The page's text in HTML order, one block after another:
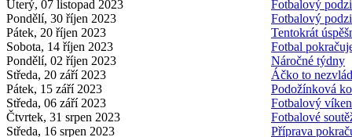
Úterý, 07 listopad 2023
Fotbalový
Pondělí, 30 říjen 2023
Fotbalový
Pátek, 20 říjen 2023
Tentokrát
Sobota, 14 říjen 2023
Fotbal
Pondělí, 02 říjen 2023
Náročné týdny
Středa, 20 září 2023
Áčko to
Pátek, 15 září 2023
Podožínková
Středa, 06 září 2023
Fotbalový
Čtvrtek, 31 srpen 2023
Fotbalové
Středa, 16 srpen 2023
Příprava